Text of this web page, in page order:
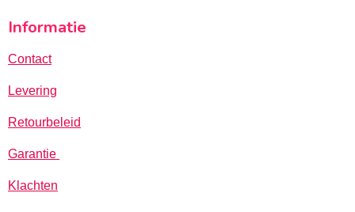
Informatie
Contact
Levering
Retourbeleid
Garantie
Klachten